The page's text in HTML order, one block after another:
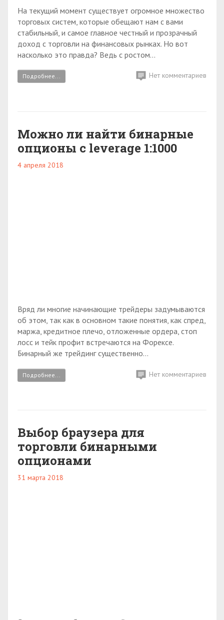
На текущий момент существует огромное множество
торговых систем, которые обещают нам с вами
стабильный, и самое главное честный и прозрачный
доход с торговли на финансовых рынках. Но вот
насколько это правда? Ведь с ростом...
Подробнее... Нет комментариев
Можно ли найти бинарные
опционы c leverage 1:1000
4 апреля 2018
Вряд ли многие начинающие трейдеры задумываются
об этом, так как в основном такие понятия, как спред,
маржа, кредитное плечо, отложенные ордера, стоп
лосс и тейк профит встречаются на Форексе.
Бинарный же трейдинг существенно...
Подробнее... Нет комментариев
Выбор браузера для
торговли бинарными
опционами
31 марта 2018